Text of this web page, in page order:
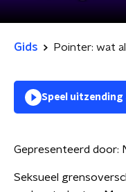
onbekende
Gids
Speel uitzending
Gepresenteerd door:
Seksueel